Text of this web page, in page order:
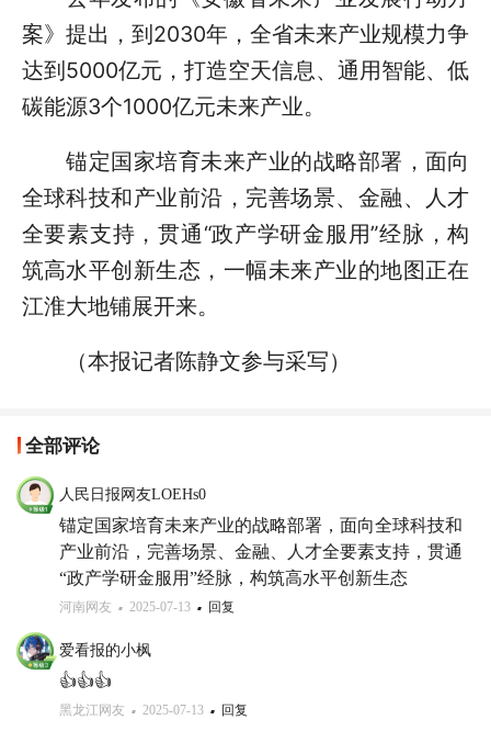
案》提出，到2030年，全省未来产业规模力争
达到5000亿元，打造空天信息、通用智能、低
碳能源3个1000亿元未来产业。
锚定国家培育未来产业的战略部署，面向
全球科技和产业前沿，完善场景、金融、人才
全要素支持，贯通“政产学研金服用”经脉，构
筑高水平创新生态，一幅未来产业的地图正在
江淮大地铺展开来。
（本报记者陈静文参与采写）
全部评论
人民日报网友LOEHs0
锚定国家培育未来产业的战略部署，面向全球科技和
产业前沿，完善场景、金融、人才全要素支持，贯通
“政产学研金服用”经脉，构筑高水平创新生态
河南网友 2025-07-13 回复
爱看报的小枫
👍👍👍
黑龙江网友 2025-07-13 回复